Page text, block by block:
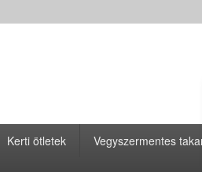
Kerti ötletek Vegyszermentes